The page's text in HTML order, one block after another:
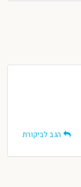
הגב לביקורת